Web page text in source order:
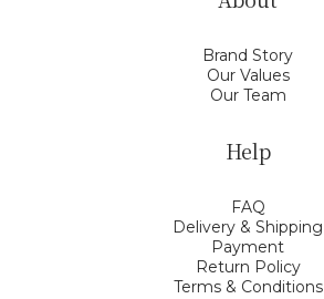
Brand Story
Our Values
Our Team
Help
FAQ
Delivery & Shipping
Payment
Return Policy
Terms & Conditions